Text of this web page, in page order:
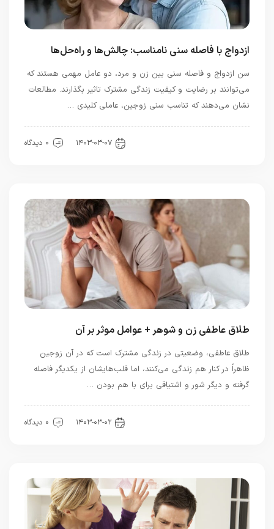
ازدواج با فاصله سنی نامناسب: چالش‌ها و راه‌حل‌ها
سن ازدواج و فاصله سنی بین زن و مرد، دو عامل مهمی هستند که
می‌توانند بر رضایت و کیفیت زندگی مشترک تاثیر بگذارند. مطالعات
نشان می‌دهند که تناسب سنی زوجین، عاملی کلیدی …
۱۴۰۳-۰۳-۰۷ 0 دیدگاه
طلاق عاطفی زن و شوهر + عوامل موثر بر آن
طلاق عاطفی، وضعیتی در زندگی مشترک است که در آن زوجین
ظاهراً در کنار هم زندگی می‌کنند، اما قلب‌هایشان از یکدیگر فاصله
گرفته و دیگر شور و اشتیاقی برای با هم بودن …
۱۴۰۳-۰۳-۰۲ 0 دیدگاه